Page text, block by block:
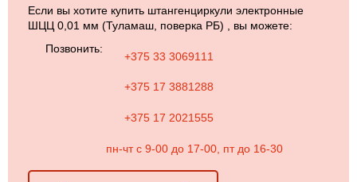
Если вы хотите купить штангенциркули электронные
ШЦЦ 0,01 мм (Туламаш, поверка РБ) , вы можете:
Позвонить:
+375 33 3069111
+375 17 3881288
+375 17 2021555
пн-чт с 9-00 до 17-00, пт до 16-30